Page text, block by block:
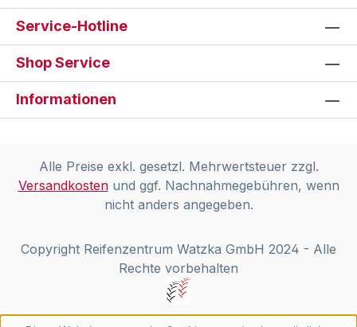
Service-Hotline
Shop Service
Informationen
Alle Preise exkl. gesetzl. Mehrwertsteuer zzgl.
Versandkostenund ggf. Nachnahmegebühren, wenn
nicht anders angegeben.
Copyright Reifenzentrum Watzka GmbH 2024 - Alle
Rechte vorbehalten